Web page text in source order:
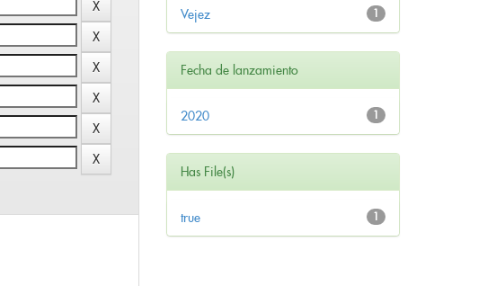
1
Vejez
Fecha de lanzamiento
1
2020
Has File(s)
1
true